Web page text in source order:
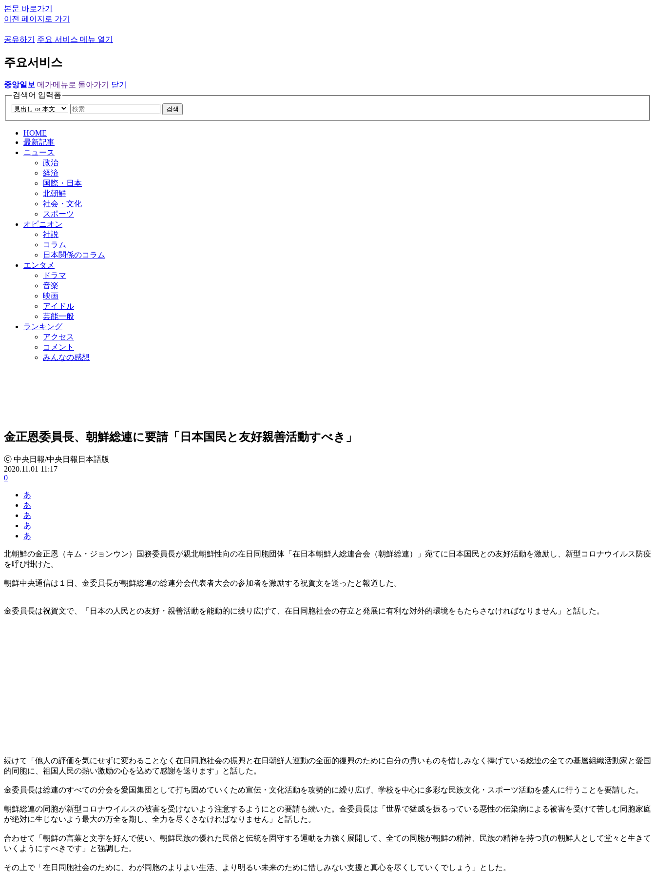
본문 바로가기
이전 페이지로 가기
공유하기 주요 서비스 메뉴 열기
주요서비스
중앙일보 메가메뉴로 돌아가기
닫기
검색어 입력폼
검색
HOME
最新記事
ニュース
政治
経済
国際・日本
北朝鮮
社会・文化
スポーツ
オピニオン
社説
コラム
日本関係のコラム
エンタメ
ドラマ
音楽
映画
アイドル
芸能一般
ランキング
アクセス
コメント
みんなの感想
金正恩委員長、朝鮮総連に要請「日本国民と友好親善活動すべき」
ⓒ 中央日報/中央日報日本語版
2020.11.01 11:17
0
あ
あ
あ
あ
あ
北朝鮮の金正恩（キム・ジョンウン）国務委員長が親北朝鮮性向の在日同胞団体「在日本朝鮮人総連合会（朝鮮総連）」宛てに日本国民との友好活動を激励し、新型コロナウイルス防疫
を呼び掛けた。
朝鮮中央通信は１日、金委員長が朝鮮総連の総連分会代表者大会の参加者を激励する祝賀文を送ったと報道した。
金委員長は祝賀文で、「日本の人民との友好・親善活動を能動的に繰り広げて、在日同胞社会の存立と発展に有利な対外的環境をもたらさなければなりません」と話した。
続けて「他人の評価を気にせずに変わることなく在日同胞社会の振興と在日朝鮮人運動の全面的復興のために自分の貴いものを惜しみなく捧げている総連の全ての基層組織活動家と愛国
的同胞に、祖国人民の熱い激励の心を込めて感謝を送ります」と話した。
金委員長は総連のすべての分会を愛国集団として打ち固めていくため宣伝・文化活動を攻勢的に繰り広げ、学校を中心に多彩な民族文化・スポーツ活動を盛んに行うことを要請した。
朝鮮総連の同胞が新型コロナウイルスの被害を受けないよう注意するようにとの要請も続いた。金委員長は「世界で猛威を振るっている悪性の伝染病による被害を受けて苦しむ同胞家庭
が絶対に生じないよう最大の万全を期し、全力を尽くさなければなりません」と話した。
合わせて「朝鮮の言葉と文字を好んで使い、朝鮮民族の優れた民俗と伝統を固守する運動を力強く展開して、全ての同胞が朝鮮の精神、民族の精神を持つ真の朝鮮人として堂々と生きて
いくようにすべきです」と強調した。
その上で「在日同胞社会のために、わが同胞のよりよい生活、より明るい未来のために惜しみない支援と真心を尽くしていくでしょう」とした。